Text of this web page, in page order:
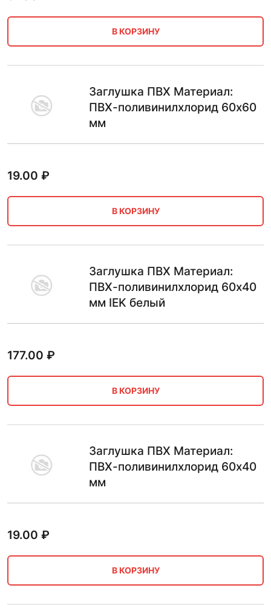
В КОРЗИНУ
Заглушка ПВХ Материал:
ПВХ-поливинилхлорид 60х60
мм
19.00 ₽
В КОРЗИНУ
Заглушка ПВХ Материал:
ПВХ-поливинилхлорид 60х40
мм IEK белый
177.00 ₽
В КОРЗИНУ
Заглушка ПВХ Материал:
ПВХ-поливинилхлорид 60х40
мм
19.00 ₽
В КОРЗИНУ